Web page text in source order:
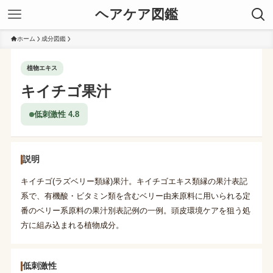
ヘアケア図鑑
ホーム 成分図鑑
植物エキス
キイチゴ果汁
低刺激性 4.8
説明
キイチゴ(ラズベリー類縁)果汁。キイチゴエキス類縁の果汁表記
系で、有機酸・ビタミン類を含むベリー由来原料に用いられる定
番のベリー系原料の果汁別表記例の一例。頭皮環境ケアを狙う処
方に組み込まれる植物成分。
低刺激性